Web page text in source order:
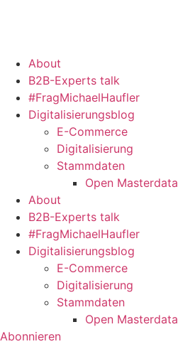
About
B2B-Experts talk
#FragMichaelHaufler
Digitalisierungsblog
E-Commerce
Digitalisierung
Stammdaten
Open Masterdata
About
B2B-Experts talk
#FragMichaelHaufler
Digitalisierungsblog
E-Commerce
Digitalisierung
Stammdaten
Open Masterdata
Abonnieren